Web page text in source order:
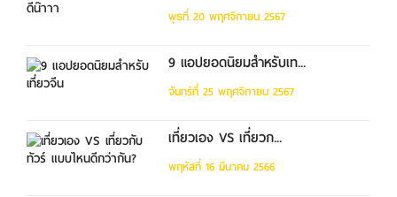
พุธที่ 20 พฤศจิกายน 2567
9 แอปยอดนิยมสำหรับเท...
จันทร์ที่ 25 พฤศจิกายน 2567
เที่ยวเอง VS เที่ยวก...
พฤหัสที่ 16 มีนาคม 2566